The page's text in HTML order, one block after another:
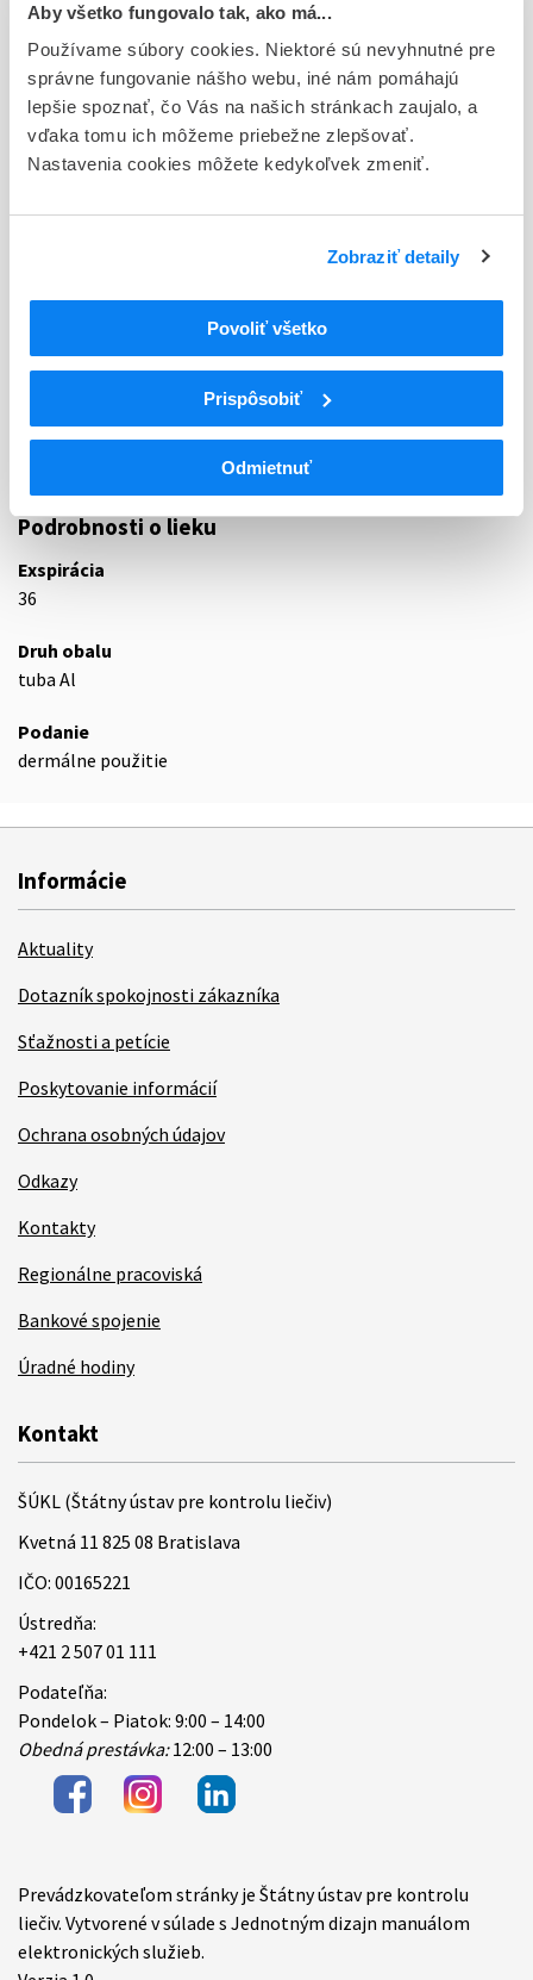
Aby všetko fungovalo tak, ako má...
Používame súbory cookies. Niektoré sú nevyhnutné pre
správne fungovanie nášho webu, iné nám pomáhajú
lepšie spoznať, čo Vás na našich stránkach zaujalo, a
vďaka tomu ich môžeme priebežne zlepšovať.
Nastavenia cookies môžete kedykoľvek zmeniť.
Zobraziť detaily
Povoliť všetko
Prispôsobiť
Odmietnuť
D - Registrácia bez obmedzenia platnosti
Typ registračnej procedúry
Národná
Držiteľ, krajina
32 - ANTISEPTICA, DESINFICIENTIA (LOKÁLNE)
DERMATOLOGIKÁ
D08
ANTISEPTIKÁ A DEZINFICIENCIÁ
ANTISEPTIKÁ A DEZINFICIENCIÁ
D08AG
Liečivá s jódom
Jódovaný povidón
Podrobnosti o lieku
Exspirácia
36
Druh obalu
tuba Al
Podanie
dermálne použitie
Informácie
Aktuality
Dotazník spokojnosti zákazníka
Sťažnosti a petície
Poskytovanie informácií
Ochrana osobných údajov
Odkazy
Kontakty
Regionálne pracoviská
Bankové spojenie
Úradné hodiny
Kontakt
ŠÚKL (Štátny ústav pre kontrolu liečiv)
Kvetná 11 825 08 Bratislava
IČO: 00165221
Ústredňa:
+421 2 507 01 111
Podateľňa:
Pondelok – Piatok: 9:00 – 14:00
Obedná prestávka:12:00 – 13:00
Items
Prevádzkovateľom stránky je Štátny ústav pre kontrolu
liečiv. Vytvorené v súlade s Jednotným dizajn manuálom
elektronických služieb.